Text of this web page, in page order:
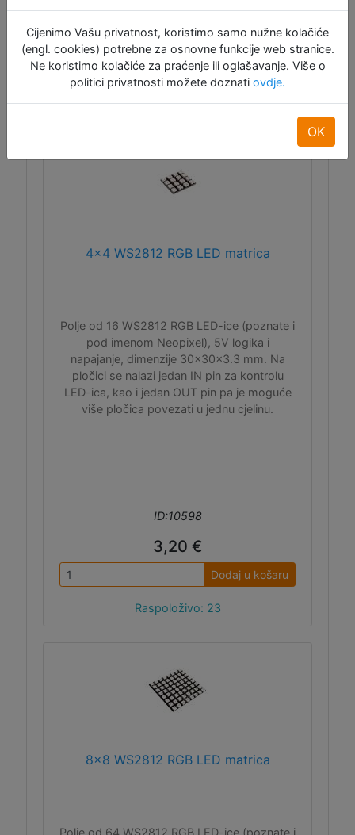
ID:10599
5,00 €
Dodaj u košaru
Raspoloživo: 8
4x4 WS2812 RGB LED matrica
Polje od 16 WS2812 RGB LED-ice (poznate i
pod imenom Neopixel), 5V logika i
napajanje, dimenzije 30x30x3.3 mm. Na
pločici se nalazi jedan IN pin za kontrolu
LED-ica, kao i jedan OUT pin pa je moguće
više pločica povezati u jednu cjelinu.
ID:10598
3,20 €
Dodaj u košaru
Raspoloživo: 23
8x8 WS2812 RGB LED matrica
Polje od 64 WS2812 RGB LED-ice (poznate i
Cijenimo Vašu privatnost, koristimo samo nužne kolačiće
(engl. cookies) potrebne za osnovne funkcije web stranice.
Ne koristimo kolačiće za praćenje ili oglašavanje. Više o
politici privatnosti možete doznati ovdje.
OK